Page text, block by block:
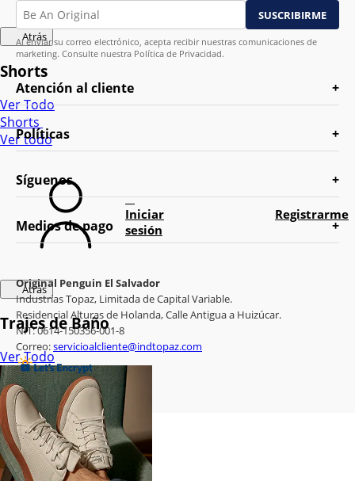
Atrás
Shorts
Ver Todo
Shorts
Ver todo
Iniciar
sesión
Registrarme
Atrás
Trajes de Baño
Ver Todo
Al enviar su correo electrónico, acepta recibir nuestras comunicaciones de
marketing. Consulte nuestra Política de Privacidad.
Atención al cliente
Políticas
Síguenos
Medios de pago
Original Penguin El Salvador
Industrias Topaz, Limitada de Capital Variable.
Residencial Alturas de Holanda, Calle Antigua a Huizúcar.
NIT: 0614-150356-001-8
Correo:servicioalcliente@indtopaz.com